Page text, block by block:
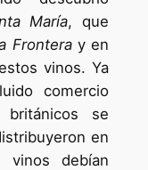
María, que
Fronteray en
vinos. Ya
comercio
británicos se
en
vinos debían